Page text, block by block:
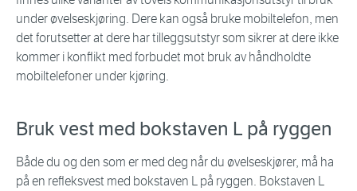
under øvelseskjøring. Dere kan også bruke mobiltelefon, men
det forutsetter at dere har tilleggsutstyr som sikrer at dere ikke
kommer i konflikt med forbudet mot bruk av håndholdte
mobiltelefoner under kjøring.
Bruk vest med bokstaven L på ryggen
Både du og den som er med deg når du øvelseskjører, må ha
på en refleksvest med bokstaven L på ryggen. Bokstaven L